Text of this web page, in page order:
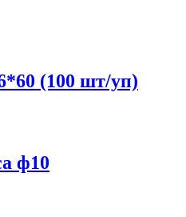
(100 шт/уп)
ф10